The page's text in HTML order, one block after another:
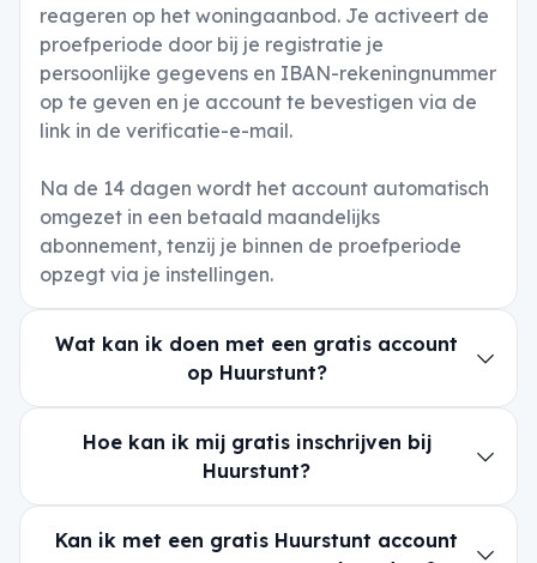
reageren op het woningaanbod. Je activeert de
proefperiode door bij je registratie je
persoonlijke gegevens en IBAN-rekeningnummer
op te geven en je account te bevestigen via de
link in de verificatie-e-mail.
Na de 14 dagen wordt het account automatisch
omgezet in een betaald maandelijks
abonnement, tenzij je binnen de proefperiode
opzegt via je instellingen.
Wat kan ik doen met een gratis account
op Huurstunt?
Hoe kan ik mij gratis inschrijven bij
Huurstunt?
Kan ik met een gratis Huurstunt account